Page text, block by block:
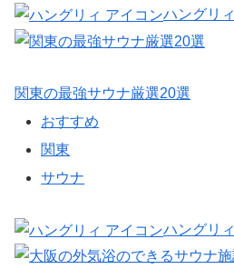
ハングリィ
関東の最強サウナ厳選20選
おすすめ
関東
サウナ
ハングリィ